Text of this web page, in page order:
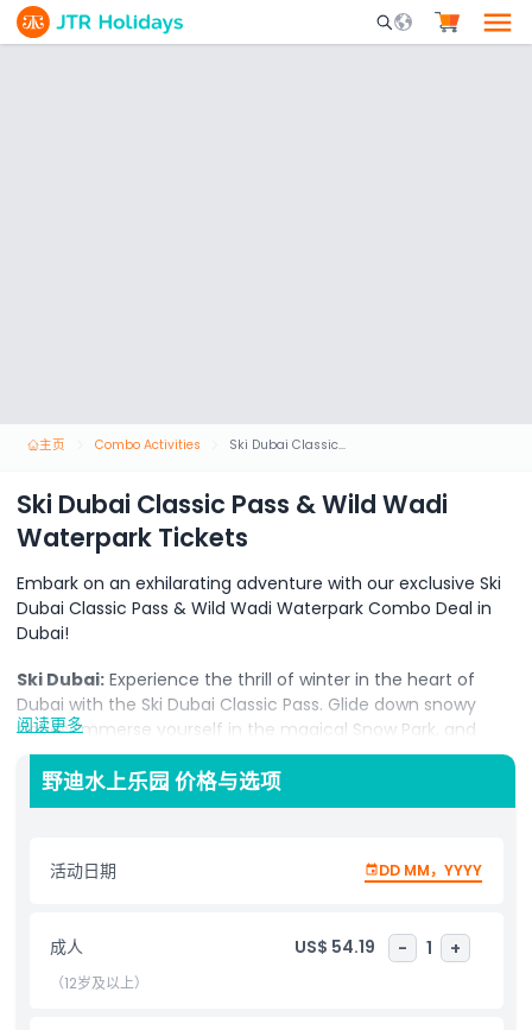
Mobile Search
主页 Combo Activities Ski Dubai Classic Pass & Wild Wadi Waterpark Tickets
Ski Dubai Classic Pass & Wild Wadi
Waterpark Tickets
Embark on an exhilarating adventure with our exclusive Ski
Dubai Classic Pass & Wild Wadi Waterpark Combo Deal in
Dubai!
Ski Dubai: Experience the thrill of winter in the heart of
Dubai with the Ski Dubai Classic Pass. Glide down snowy
slopes, immerse yourself in the magical Snow Park, and
enjoy breathtaking views from the chairlift. Whether you're
a seasoned skier or a first-timer, Ski Dubai offers an
unforgettable winter wonderland experience for everyone.
adventure at Wild Wadi Waterpark. Experience thrilling
of water-filled fun and excitement for visitors of all ages.
Book your Combo Deal now and save on the Ski Dubai
阅读更多
野迪水上乐园 价格与选项
活动日期 DD MM，YYYY
成人 US$ 54.19 - 1 +
（12岁及以上）